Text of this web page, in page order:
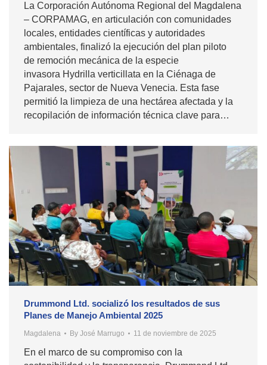
La Corporación Autónoma Regional del Magdalena
– CORPAMAG, en articulación con comunidades
locales, entidades científicas y autoridades
ambientales, finalizó la ejecución del plan piloto
de remoción mecánica de la especie
invasora Hydrilla verticillata en la Ciénaga de
Pajarales, sector de Nueva Venecia. Esta fase
permitió la limpieza de una hectárea afectada y la
recopilación de información técnica clave para…
Drummond Ltd. socializó los resultados de sus
Planes de Manejo Ambiental 2025
Magdalena By José Marrugo 11 de noviembre de 2025
En el marco de su compromiso con la